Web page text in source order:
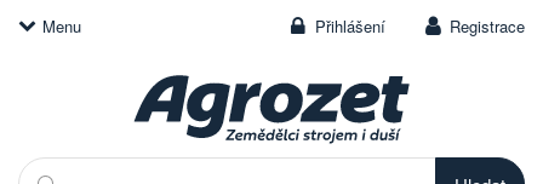
Menu Přihlášení Registrace
Hledat